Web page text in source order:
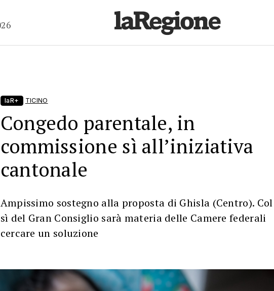
laR+ TICINO
Congedo parentale, in
commissione sì all’iniziativa
cantonale
Ampissimo sostegno alla proposta di Ghisla (Centro). Col
sì del Gran Consiglio sarà materia delle Camere federali
cercare un soluzione